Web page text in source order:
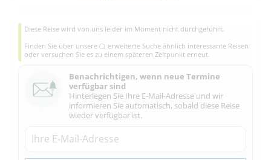
Diese Reise wird von uns leider im Moment nicht durchgeführt.
Finden Sie über unsere
erweiterte Suche ähnlich interessante Reisen
oder versuchen Sie es zu einem späteren Zeitpunkt erneut.
Benachrichtigen, wenn neue Termine
verfügbar sind
Hinterlegen Sie Ihre E-Mail-Adresse und wir
informieren Sie automatisch, sobald diese Reise
wieder verfügbar ist.